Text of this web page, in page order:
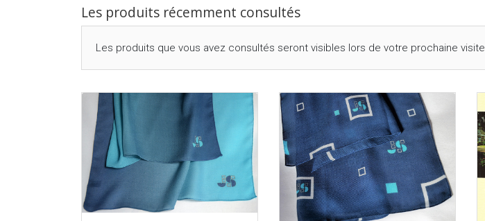
Les produits récemment consultés
Les produits que vous avez consultés seront visibles lors de votre prochaine visite